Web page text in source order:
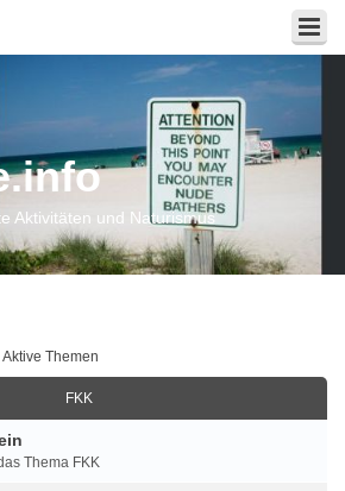
Aktivitäten und Naturismus
Aktive Themen
FKK
Thema FKK